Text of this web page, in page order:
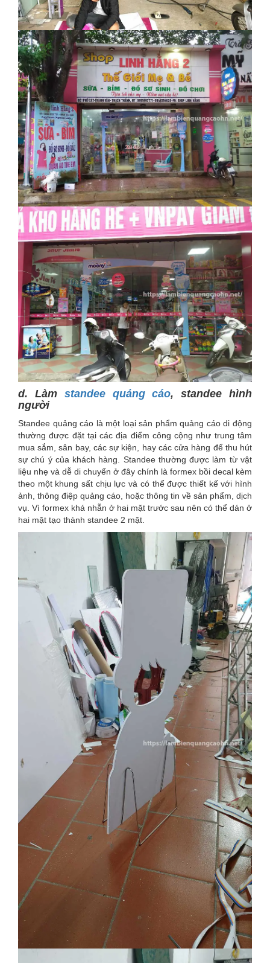
d. Làm standee quảng cáo, standee hình
người
Standee quảng cáo là một loại sản phẩm quảng cáo di động
thường được đặt tại các địa điểm công cộng như trung tâm
mua sắm, sân bay, các sự kiện, hay các cửa hàng để thu hút
sự chú ý của khách hàng. Standee thường được làm từ vật
liệu nhẹ và dễ di chuyển ở đây chính là formex bồi decal kèm
theo một khung sất chịu lực và có thể được thiết kế với hình
ảnh, thông điệp quảng cáo, hoặc thông tin về sản phẩm, dịch
vụ. Vì formex khá nhẵn ở hai mặt trước sau nên có thể dán ở
hai mặt tạo thành standee 2 mặt.